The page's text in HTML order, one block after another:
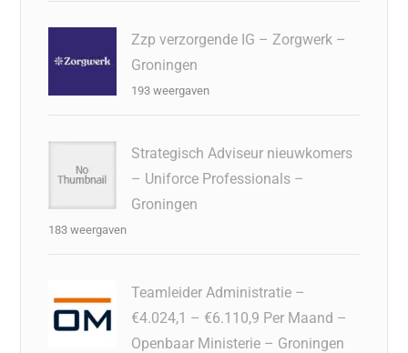
Zzp verzorgende IG – Zorgwerk –
Groningen
193 weergaven
Strategisch Adviseur nieuwkomers
– Uniforce Professionals –
Groningen
183 weergaven
Teamleider Administratie –
€4.024,1 – €6.110,9 Per Maand –
Openbaar Ministerie – Groningen